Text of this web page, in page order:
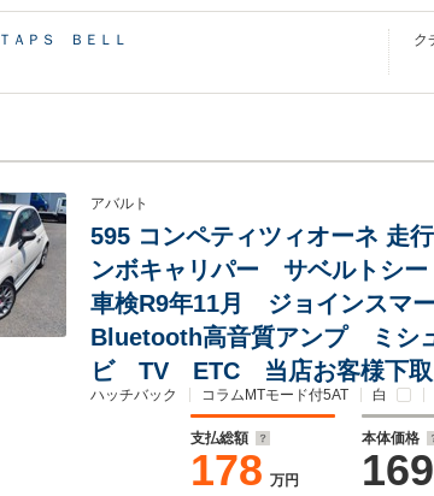
ＴＡＰＳ ＢＥＬＬ ク
アバルト
595 コンペティツィオーネ 走
ンボキャリパー サベルトシ
車検R9年11月 ジョインスマ
Bluetooth高音質アンプ ミシ
ビ TV ETC 当店お客様下取
ハッチバック コラムMTモード付5AT 白
支払総額
178 万円
本体価格
169